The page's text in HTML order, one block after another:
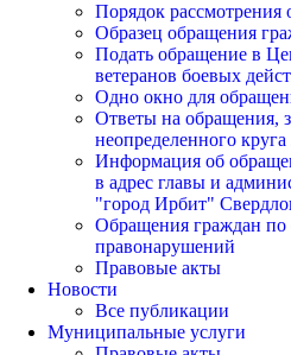
Порядок
Образец обращения
Подать обращение в
ветеранов боевых
Одно окно для
Ответы на обращения,
неопределенного
Информация об
в адрес главы и
"город Ирбит"
Обращения граждан
правонарушений
Правовые акты
Новости
Все публикации
Муниципальные услуги